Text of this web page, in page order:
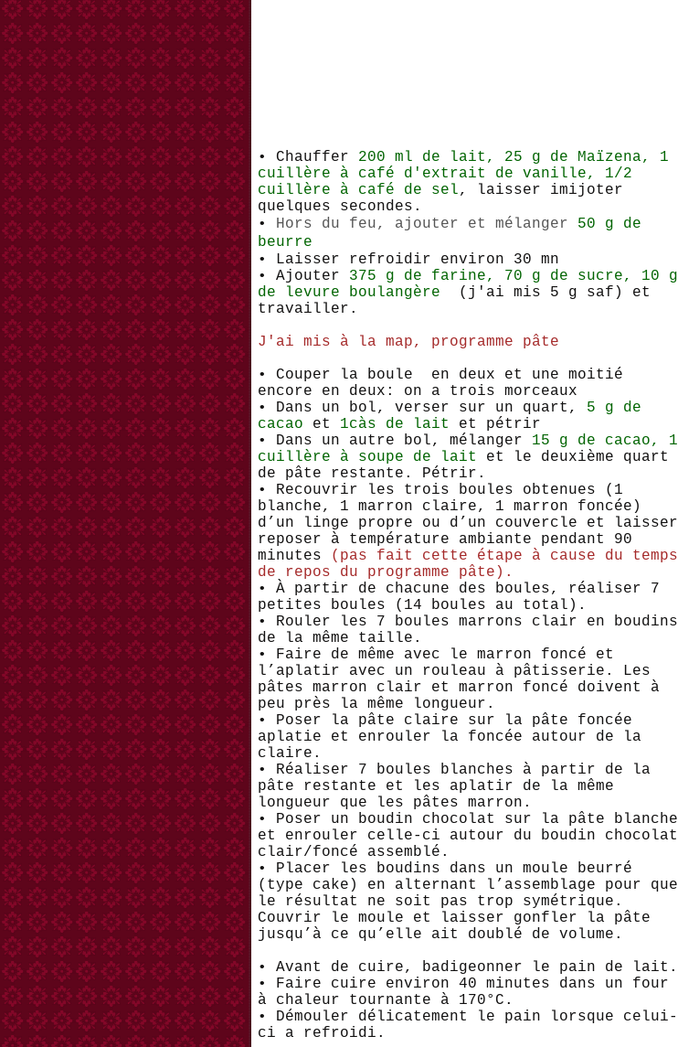
• Chauffer 200 ml de lait, 25 g de Maïzena, 1
cuillère à café d'extrait de vanille, 1/2
cuillère à café de sel, laisser imijoter
quelques secondes.
• Hors du feu, ajouter et mélanger 50 g de
beurre
• Laisser refroidir environ 30 mn
• Ajouter 375 g de farine, 70 g de sucre, 10 g
de levure boulangère (j'ai mis 5 g saf) et
travailler.
J'ai mis à la map, programme pâte
• Couper la boule en deux et une moitié
encore en deux: on a trois morceaux
• Dans un bol, verser sur un quart, 5 g de
cacao et 1càs de lait et pétrir
• Dans un autre bol, mélanger 15 g de cacao, 1
cuillère à soupe de lait et le deuxième quart
de pâte restante. Pétrir.
• Recouvrir les trois boules obtenues (1
blanche, 1 marron claire, 1 marron foncée)
d’un linge propre ou d’un couvercle et laisser
reposer à température ambiante pendant 90
minutes
(pas fait cette étape à cause du temps
de repos du programme pâte).
• À partir de chacune des boules, réaliser 7
petites boules (14 boules au total).
• Rouler les 7 boules marrons clair en boudins
de la même taille.
• Faire de même avec le marron foncé et
l’aplatir avec un rouleau à pâtisserie. Les
pâtes marron clair et marron foncé doivent à
peu près la même longueur.
• Poser la pâte claire sur la pâte foncée
aplatie et enrouler la foncée autour de la
claire.
• Réaliser 7 boules blanches à partir de la
pâte restante et les aplatir de la même
longueur que les pâtes marron.
• Poser un boudin chocolat sur la pâte blanche
et enrouler celle-ci autour du boudin chocolat
clair/foncé assemblé.
• Placer les boudins dans un moule beurré
(type cake) en alternant l’assemblage pour que
le résultat ne soit pas trop symétrique.
Couvrir le moule et laisser gonfler la pâte
jusqu’à ce qu’elle ait doublé de volume.
• Avant de cuire, badigeonner le pain de lait.
• Faire cuire environ 40 minutes dans un four
à chaleur tournante à 170°C.
• Démouler délicatement le pain lorsque celui-
ci a refroidi.